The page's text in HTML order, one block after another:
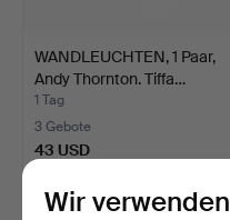
WANDLEUCHTEN, 1 Paar,
Andy Thornton. Tiffa…
1 Tag
3 Gebote
43 USD
Wir